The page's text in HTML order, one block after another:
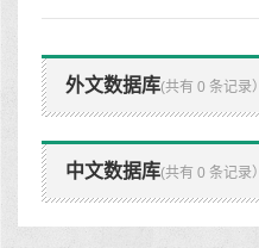
外文数据库(共有 0 条记录）
中文数据库(共有 0 条记录）